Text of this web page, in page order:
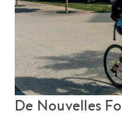
De Nouvelles